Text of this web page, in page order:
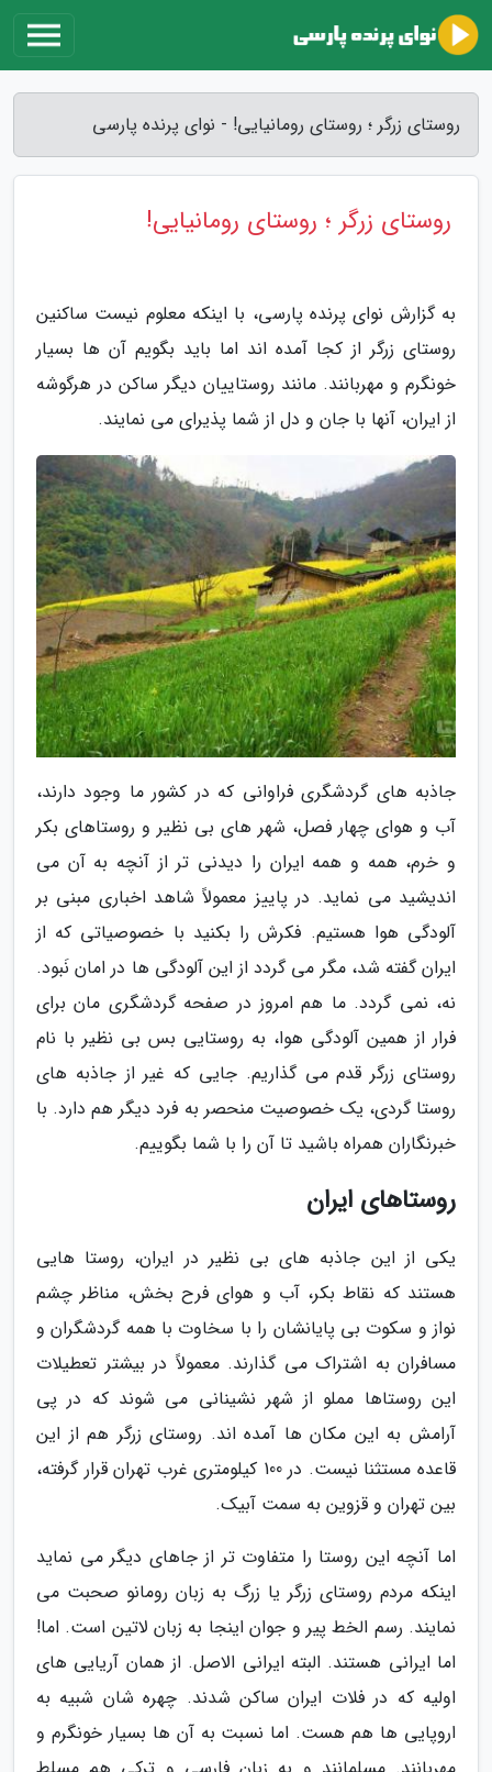
روستای زرگر ؛ روستای رومانیایی! - نوای پرنده پارسی
روستای زرگر ؛ روستای رومانیایی!
به گزارش نوای پرنده پارسی، با اینکه معلوم نیست ساکنین
روستای زرگر از کجا آمده اند اما باید بگویم آن ها بسیار
خونگرم و مهربانند. مانند روستاییان دیگر ساکن در هرگوشه
از ایران، آنها با جان و دل از شما پذیرای می نمایند.
جاذبه های گردشگری فراوانی که در کشور ما وجود دارند،
آب و هوای چهار فصل، شهر های بی نظیر و روستاهای بکر
و خرم، همه و همه ایران را دیدنی تر از آنچه به آن می
اندیشید می نماید. در پاییز معمولاً شاهد اخباری مبنی بر
آلودگی هوا هستیم. فکرش را بکنید با خصوصیاتی که از
ایران گفته شد، مگر می گردد از این آلودگی ها در امان نَبود.
نه، نمی گردد. ما هم امروز در صفحه گردشگری مان برای
فرار از همین آلودگی هوا، به روستایی بس بی نظیر با نام
روستای زرگر قدم می گذاریم. جایی که غیر از جاذبه های
روستا گردی، یک خصوصیت منحصر به فرد دیگر هم دارد. با
خبرنگاران همراه باشید تا آن را با شما بگوییم.
روستاهای ایران
یکی از این جاذبه های بی نظیر در ایران، روستا هایی
هستند که نقاط بکر، آب و هوای فرح بخش، مناظر چشم
نواز و سکوت بی پایانشان را با سخاوت با همه گردشگران و
مسافران به اشتراک می گذارند. معمولاً در بیشتر تعطیلات
این روستاها مملو از شهر نشینانی می شوند که در پی
آرامش به این مکان ها آمده اند. روستای زرگر هم از این
قاعده مستثنا نیست. در 100 کیلومتری غرب تهران قرار گرفته،
بین تهران و قزوین به سمت آبیک.
اما آنچه این روستا را متفاوت تر از جاهای دیگر می نماید
اینکه مردم روستای زرگر یا زرگ به زبان رومانو صحبت می
نمایند. رسم الخط پیر و جوان اینجا به زبان لاتین است. اما!
اما ایرانی هستند. البته ایرانی الاصل. از همان آریایی های
اولیه که در فلات ایران ساکن شدند. چهره شان شبیه به
اروپایی ها هم هست. اما نسبت به آن ها بسیار خونگرم و